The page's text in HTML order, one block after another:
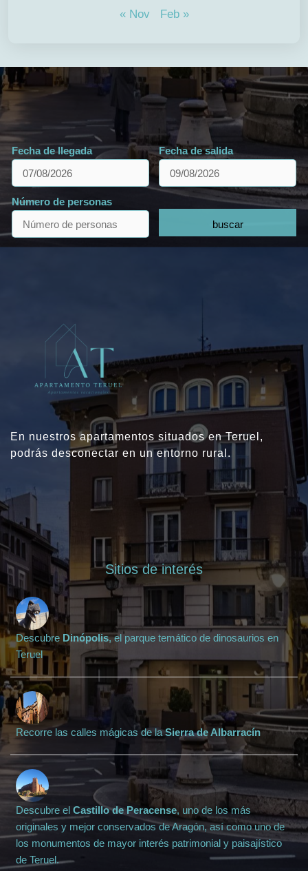
« Nov Feb »
Fecha de llegada Fecha de salida
Número de personas
buscar
En nuestros apartamentos situados en Teruel,
podrás desconectar en un entorno rural.
Sitios de interés
Descubre Dinópolis, el parque temático de dinosaurios en
Teruel
Recorre las calles mágicas de laSierra de Albarracín
Descubre el Castillo de Peracense, uno de los más
originales y mejor conservados de Aragón, así como uno de
los monumentos de mayor interés patrimonial y paisajístico
de Teruel.